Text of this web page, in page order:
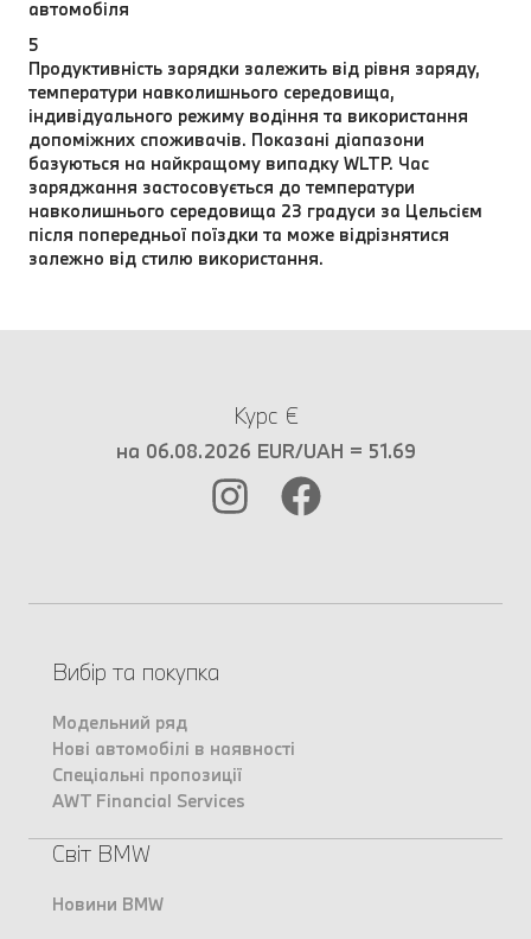
автомобіля
5
Продуктивність зарядки залежить від рівня заряду,
температури навколишнього середовища,
індивідуального режиму водіння та використання
допоміжних споживачів. Показані діапазони
базуються на найкращому випадку WLTP. Час
заряджання застосовується до температури
навколишнього середовища 23 градуси за Цельсієм
після попередньої поїздки та може відрізнятися
залежно від стилю використання.
Курс €
на 06.08.2026 EUR/UAH = 51.69
Вибір та покупка
Модельний ряд
Нові автомобілі в наявності
Спеціальні пропозиції
AWT Financial Services
Світ BMW
Новини BMW